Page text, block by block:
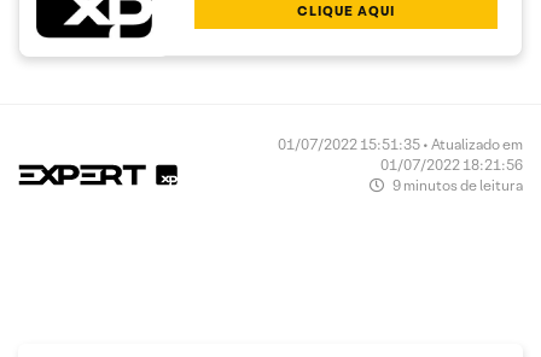
CLIQUE AQUI
01/07/2022 15:51:35 • Atualizado em
01/07/2022 18:21:56
9 minutos de leitura